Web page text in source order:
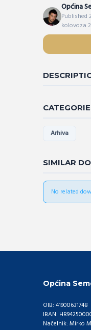
Općina
Published
kolovoza
Arhiva
SIMILAR
No related
Općina
OIB: 41900631748
IBAN:
Načelnik: Mirko